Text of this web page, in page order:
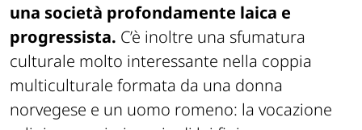
una società profondamente laica e
progressista. C’è inoltre una sfumatura
culturale molto interessante nella coppia
multiculturale formata da una donna
norvegese e un uomo romeno: la vocazione